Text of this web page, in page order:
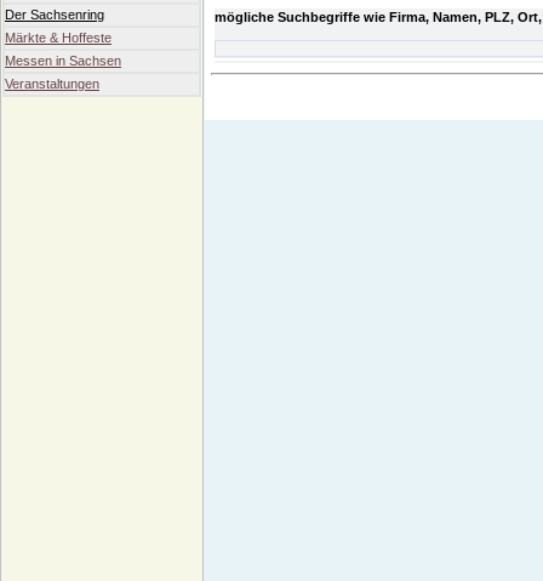
Der Sachsenring
Märkte & Hoffeste
Messen in Sachsen
Veranstaltungen
mögliche Suchbegriffe wie Firma, Namen, PLZ,